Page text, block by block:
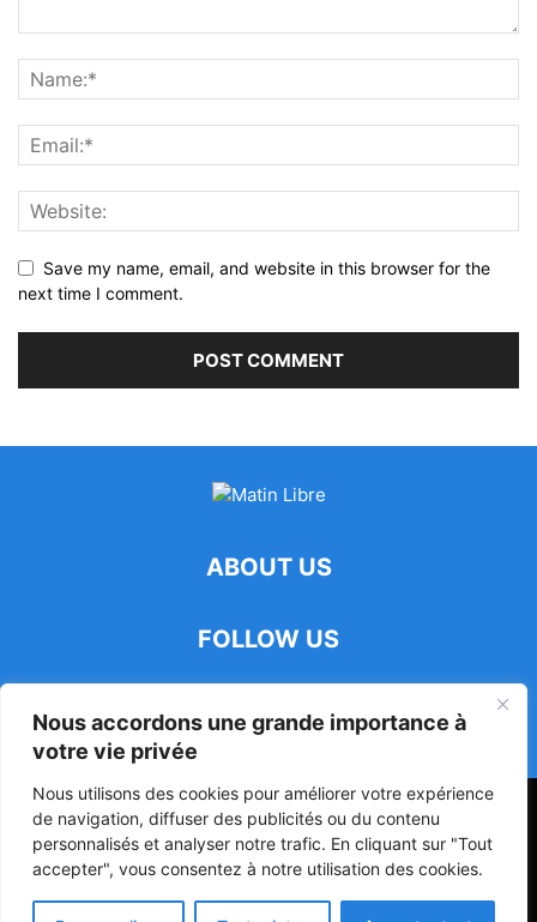
Nous accordons une grande importance à
votre vie privée
Nous utilisons des cookies pour améliorer votre expérience
de navigation, diffuser des publicités ou du contenu
personnalisés et analyser notre trafic. En cliquant sur "Tout
accepter", vous consentez à notre utilisation des cookies.
Save my name, email, and website in this browser for the
next time I comment.
ABOUT US
FOLLOW US
47ᵉ Assemblée Mondiale sur la Protection de la Vie Privée: Me
Luciano Hounkponou représente le Bénin à Séoul